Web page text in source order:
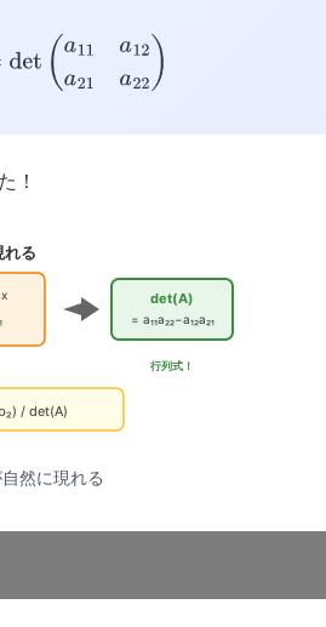
a11a 12a21 22)
！
れる
det(A)
= a₁₁a₂₂−a₁₂a₂₁
行列式！
/ det(A)
然に現れる